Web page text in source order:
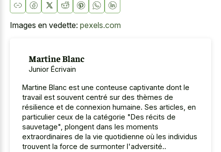
Images en vedette: pexels.com
Martine Blanc
Junior Écrivain
Martine Blanc est une conteuse captivante dont le
travail est souvent centré sur des thèmes de
résilience et de connexion humaine. Ses articles, en
particulier ceux de la catégorie "Des récits de
sauvetage", plongent dans les moments
extraordinaires de la vie quotidienne où les individus
trouvent la force de surmonter l'adversité..